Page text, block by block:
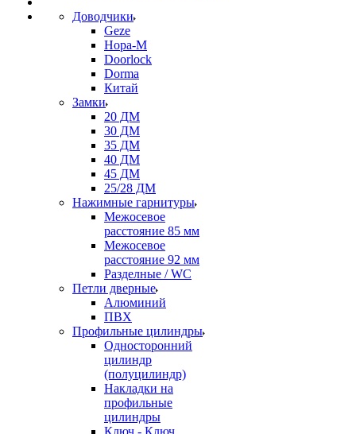
Доводчики
Geze
Нора-М
Doorlock
Dorma
Китай
Замки
20 ДМ
30 ДМ
35 ДМ
40 ДМ
45 ДМ
25/28 ДМ
Нажимные гарнитуры
Межосевое
расстояние 85 мм
Межосевое
расстояние 92 мм
Разделные / WC
Петли дверные
Алюминий
ПВХ
Профильные цилиндры
Односторонний
цилиндр
(полуцилиндр)
Накладки на
профильные
цилиндры
Ключ - Ключ